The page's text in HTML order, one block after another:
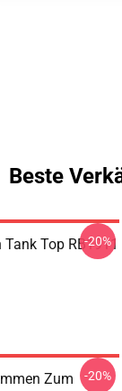
Beste
Top RB1911
-20%
Zum
-20%